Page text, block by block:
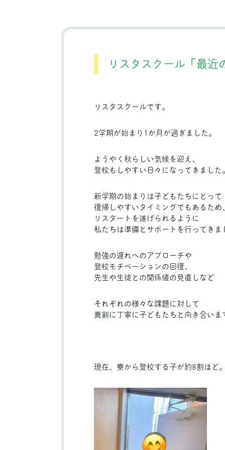
リスタスクール「最近
リスタスクールです。
2学期が始まり1か月が過ぎました。
ようやく秋らしい気候を迎え、
登校もしやすい日々になってきました。
新学期の始まりは子どもたちにとって
復帰しやすいタイミングでもあるため、
リスタートを遂げられるように
私たちは準備とサポートを行ってきま
勉強の遅れへのアプローチや
登校モチベーションの回復、
先生や生徒との関係値の見直しなど
それぞれの様々な課題に対して
真剣に丁寧に子どもたちと向き合いま
現在、寮から登校する子が約8割ほど。